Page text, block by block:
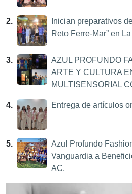
2.
Inician preparativos
Reto Ferre-Mar” en
3.
AZUL PROFUNDO
ARTE Y CULTURA
MULTISENSORIAL
4. Entrega de artículos
5.
Azul Profundo
Vanguardia a
AC.